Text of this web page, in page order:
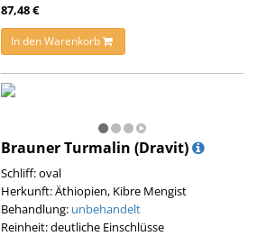
87,48 €
In den Warenkorb
Brauner Turmalin (Dravit)
Schliff: oval
Herkunft: Äthiopien, Kibre Mengist
Behandlung: unbehandelt
Reinheit: deutliche Einschlüsse